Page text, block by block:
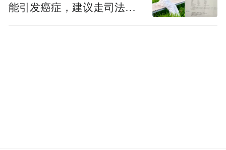
能引发癌症，建议走司法途